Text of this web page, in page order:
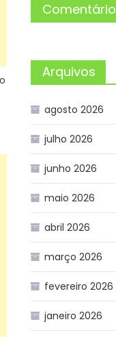
Arquivos
agosto 2026
julho 2026
junho 2026
maio 2026
abril 2026
março 2026
fevereiro 2026
janeiro 2026